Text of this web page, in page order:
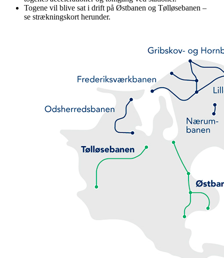
Togene vil blive sat i drift på Østbanen og Tølløsebanen –
se strækningskort herunder.